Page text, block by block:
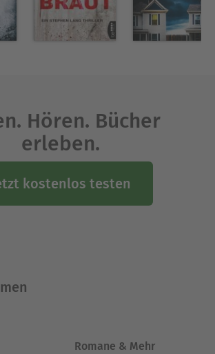
ebenfalls mit dem Gouden
und verfilmt. »Weißer Rabe«
Hören. Bücher
erleben.
kostenlos testen
Romane & Mehr